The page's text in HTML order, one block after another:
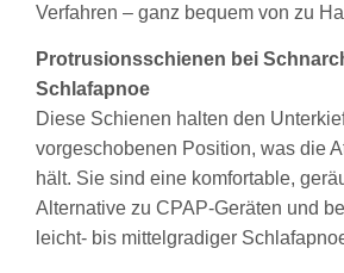
Verfahren – ganz bequem von zu
Protrusionsschienen bei
Schlafapnoe
Diese Schienen halten den
vorgeschobenen Position, was die
hält. Sie sind eine komfortable,
Alternative zu CPAP-Geräten und
leicht- bis mittelgradiger